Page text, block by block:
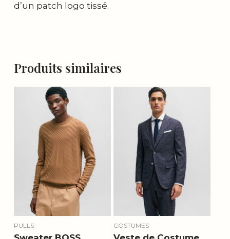
d’un patch logo tissé.
Produits similaires
PULLS COSTUMES